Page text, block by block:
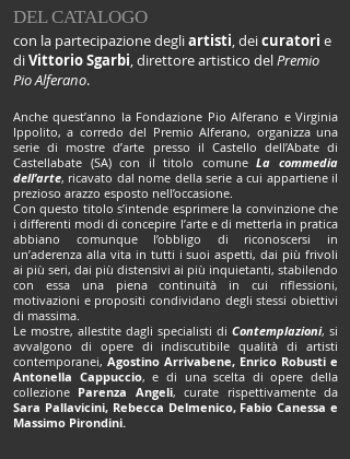
DEL CATALOGO
con la partecipazione degliartisti, deicuratori e
diVittorio Sgarbi, direttore artistico delPremio
Pio Alferano.
Anche quest’anno la Fondazione Pio Alferano e Virginia
Ippolito, a corredo del Premio Alferano, organizza una
serie di mostre d’arte presso il Castello dell’Abate di
Castellabate (SA) con il titolo comuneLa commedia
dell’arte, ricavato dal nome della serie a cui appartiene il
prezioso arazzo esposto nell’occasione.
Con questo titolo s’intende esprimere la convinzione che
i differenti modi di concepire l’arte e di metterla in pratica
abbiano comunque l’obbligo di riconoscersi in
un’aderenza alla vita in tutti i suoi aspetti, dai più frivoli
ai più seri, dai più distensivi ai più inquietanti, stabilendo
con essa una piena continuità in cui riflessioni,
motivazioni e propositi condividano degli stessi obiettivi
di massima.
Le mostre, allestite dagli specialisti di Contemplazioni, si
avvalgono di opere di indiscutibile qualità di artisti
contemporanei, Agostino Arrivabene, Enrico Robusti e
Antonella Cappuccio, e di una scelta di opere della
collezione Parenza Angeli, curate rispettivamente da
Sara Pallavicini, Rebecca Delmenico, Fabio Canessa e
Massimo Pirondini.